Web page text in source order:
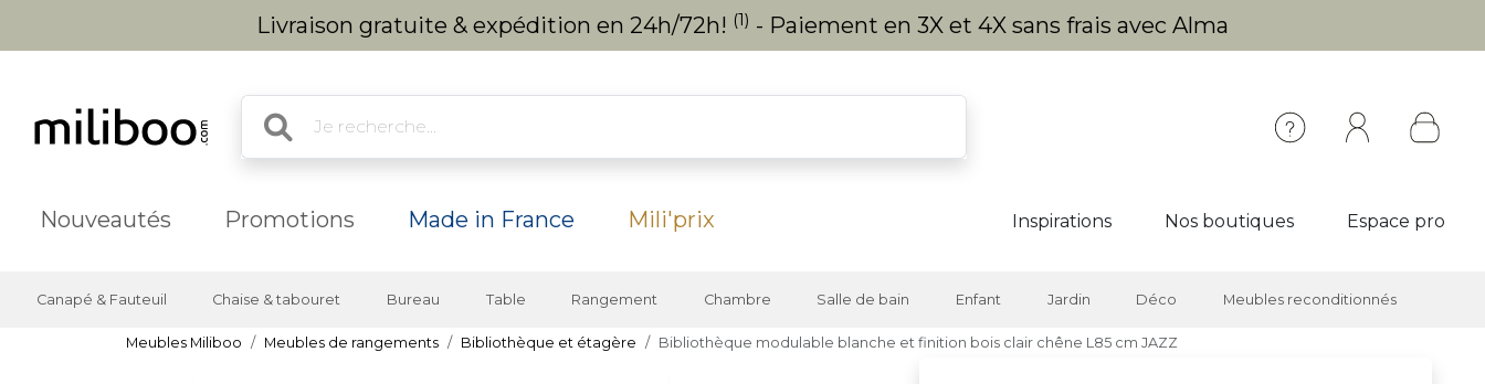
Livraison gratuite & expédition en 24h/72h! (1) - Paiement en 3X et 4X sans frais avec Alma
Nouveautés Promotions Made in France Mili'prix Inspirations Nos boutiques Espace pro
Canapé & Fauteuil Chaise & tabouret Bureau Table Rangement Chambre Salle de bain Enfant Jardin Déco Meubles reconditionnés
Meubles Miliboo Meubles de rangements Bibliothèque et étagère Bibliothèque modulable blanche et finition bois clair chêne L85 cm JAZZ